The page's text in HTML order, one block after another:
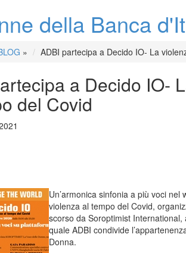
della Banca
» ADBI partecipa a Decido IO- La
a Decido IO-
del Covid
Un’armonica sinfonia a più voci nel
violenza al tempo del Covid,
scorso da Soroptimist International,
quale ADBI condivide
Donna.